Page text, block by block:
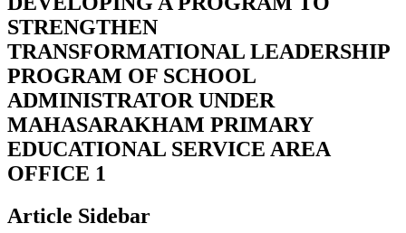
STRENGTHEN
TRANSFORMATIONAL LEADERSHIP
PROGRAM OF SCHOOL
ADMINISTRATOR UNDER
MAHASARAKHAM PRIMARY
EDUCATIONAL SERVICE AREA
OFFICE 1
Article Sidebar